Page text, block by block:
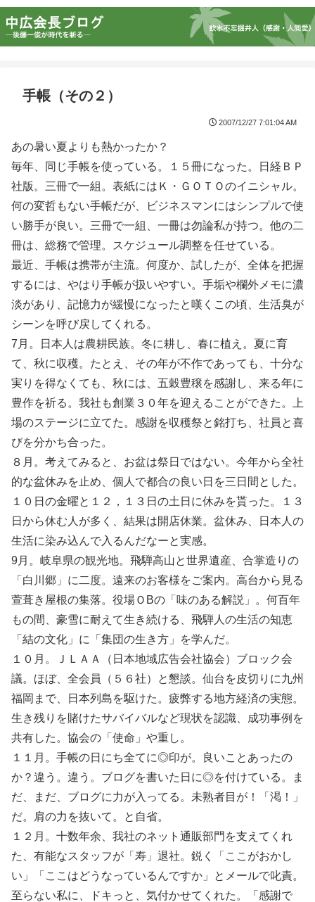
手帳（その２）
2007/12/27 7:01:04 AM
あの暑い夏よりも熱かったか？
毎年、同じ手帳を使っている。１５冊になった。日経ＢＰ
社版。三冊で一組。表紙にはＫ・ＧＯＴＯのイニシャル。
何の変哲もない手帳だが、ビジネスマンにはシンプルで使
い勝手が良い。三冊で一組、一冊は勿論私が持つ。他の二
冊は、総務で管理。スケジュール調整を任せている。
最近、手帳は携帯が主流。何度か、試したが、全体を把握
するには、やはり手帳が扱いやすい。手垢や欄外メモに濃
淡があり、記憶力が緩慢になったと嘆くこの頃、生活臭が
シーンを呼び戻してくれる。
7月。日本人は農耕民族。冬に耕し、春に植え。夏に育
て、秋に収穫。たとえ、その年が不作であっても、十分な
実りを得なくても、秋には、五穀豊穣を感謝し、来る年に
豊作を祈る。我社も創業３０年を迎えることができた。上
場のステージに立てた。感謝を収穫祭と銘打ち、社員と喜
びを分かち合った。
８月。考えてみると、お盆は祭日ではない。今年から全社
的な盆休みを止め、個人で都合の良い日を三日間とした。
１０日の金曜と１２，１３日の土日に休みを貰った。１３
日から休む人が多く、結果は開店休業。盆休み、日本人の
生活に染み込んで入るんだなーと実感。
9月。岐阜県の観光地。飛騨高山と世界遺産、合掌造りの
「白川郷」に二度。遠来のお客様をご案内。高台から見る
萱葺き屋根の集落。役場ＯBの「味のある解説」。何百年
もの間、豪雪に耐えて生き続ける、飛騨人の生活の知恵
「結の文化」に「集団の生き方」を学んだ。
１０月。ＪＬＡＡ（日本地域広告会社協会）ブロック会
議。ほぼ、全会員（５６社）と懇談。仙台を皮切りに九州
福岡まで、日本列島を駆けた。疲弊する地方経済の実態。
生き残りを賭けたサバイバルなど現状を認識、成功事例を
共有した。協会の「使命」や重し。
１１月。手帳の日にち全てに◎印が。良いことあったの
か？違う。違う。ブログを書いた日に◎を付けている。ま
だ、まだ、ブログに力が入ってる。未熟者目が！「渇！」
だ。肩の力を抜いて。と自省。
１２月。十数年余、我社のネット通販部門を支えてくれ
た、有能なスタッフが「寿」退社。鋭く「ここがおかし
い」「ここはどうなっているんですか」とメールで叱責。
至らない私に、ドキっと、気付かせてくれた。「感謝で